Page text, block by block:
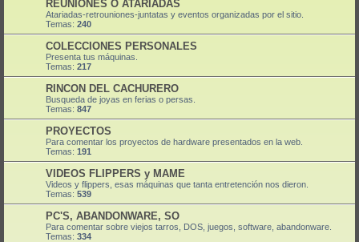
REUNIONES O ATARIADAS
Atariadas-retrouniones-juntatas y eventos organizadas por el sitio.
Temas: 240
COLECCIONES PERSONALES
Presenta tus máquinas.
Temas: 217
RINCON DEL CACHURERO
Busqueda de joyas en ferias o persas.
Temas: 847
PROYECTOS
Para comentar los proyectos de hardware presentados en la web.
Temas: 191
VIDEOS FLIPPERS y MAME
Videos y flippers, esas máquinas que tanta entretención nos dieron.
Temas: 539
PC'S, ABANDONWARE, SO
Para comentar sobre viejos tarros, DOS, juegos, software, abandonware.
Temas: 334